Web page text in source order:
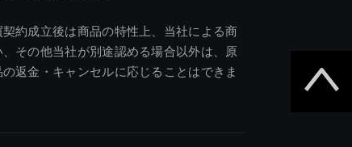
契約成立後は商品の特性上、当社による商
その他当社が別途認める場合以外は、原
返金・キャンセルに応じることはできま